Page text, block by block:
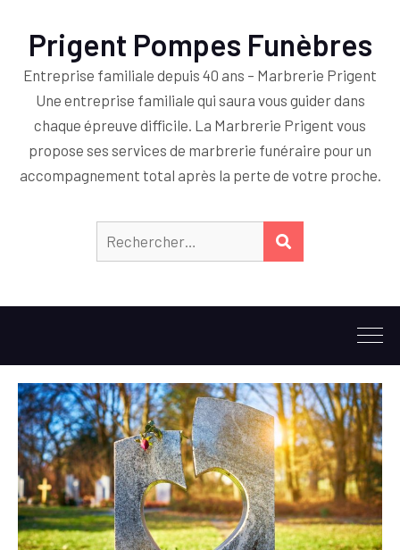
Prigent Pompes Funèbres
Entreprise familiale depuis 40 ans – Marbrerie Prigent
Une entreprise familiale qui saura vous guider dans
chaque épreuve difficile. La Marbrerie Prigent vous
propose ses services de marbrerie funéraire pour un
accompagnement total après la perte de votre proche.